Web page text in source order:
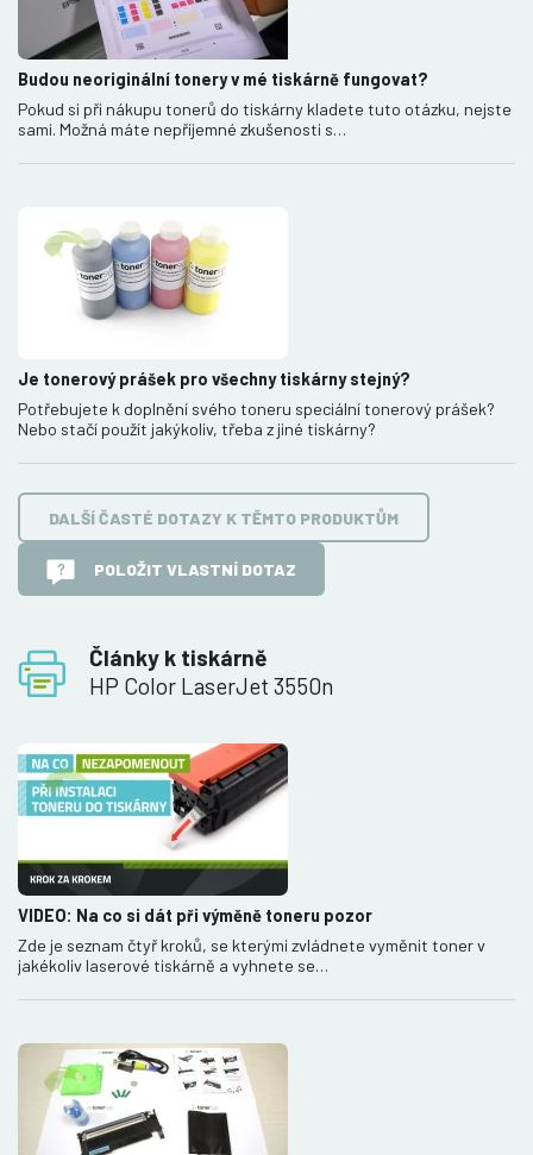
Články k tiskárně
HP Color LaserJet 3550n
Budou neoriginální tonery v mé tiskárně fungovat?
Pokud si při nákupu tonerů do tiskárny kladete tuto otázku, nejste
sami. Možná máte nepříjemné zkušenosti s…
Je tonerový prášek pro všechny tiskárny stejný?
Potřebujete k doplnění svého toneru speciální tonerový prášek?
Nebo stačí použít jakýkoliv, třeba z jiné tiskárny?
DALŠÍ ČASTÉ DOTAZY K TĚMTO PRODUKTŮM
POLOŽIT VLASTNÍ DOTAZ
VIDEO: Na co si dát při výměně toneru pozor
Zde je seznam čtyř kroků, se kterými zvládnete vyměnit toner v
jakékoliv laserové tiskárně a vyhnete se…